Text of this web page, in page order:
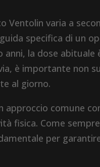
varia a
specifica di un
la dose abituale
è importante non
al giorno.
approccio comune
fisica. Come
per